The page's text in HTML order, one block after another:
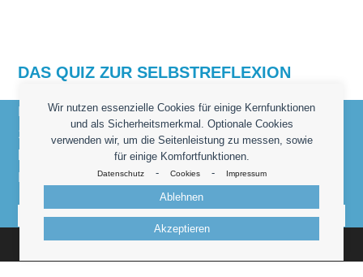
Wir nutzen essenzielle Cookies für einige Kernfunktionen
und als Sicherheitsmerkmal. Optionale Cookies
verwenden wir, um die Seitenleistung zu messen, sowie
für einige Komfortfunktionen.
Datenschutz - Cookies - Impressum
Akzeptieren
Ablehnen
DAS QUIZ ZUR SELBSTREFLEXION
Heidrun Jürgens Personaldienstleistungen - Seit
1998 Ihr kompetenter Partner für die Vermittlung
kaufmännischer Fach- und Führungskräfte am
Hamburger Markt.
Kontakt
Heidrun JürgensPersonaldienstleistungen